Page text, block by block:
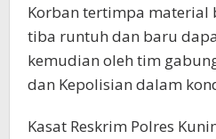
Korban tertimpa material
tiba runtuh dan baru
kemudian oleh tim
dan Kepolisian dalam
Kasat Reskrim Polres